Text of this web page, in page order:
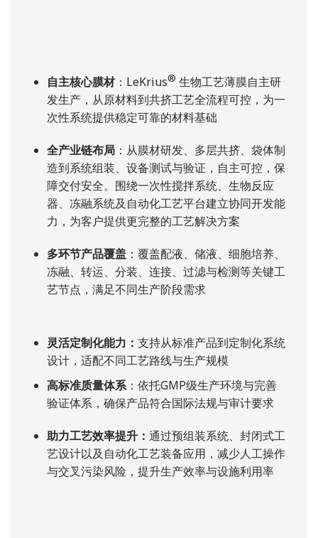
自主核心膜材：LeKrius® 生物工艺薄膜自主研
发生产，从原材料到共挤工艺全流程可控，为一
次性系统提供稳定可靠的材料基础
全产业链布局：从膜材研发、多层共挤、袋体制
造到系统组装、设备测试与验证，自主可控，保
障交付安全。围绕一次性搅拌系统、生物反应
器、冻融系统及自动化工艺平台建立协同开发能
力，为客户提供更完整的工艺解决方案
多环节产品覆盖：覆盖配液、储液、细胞培养、
冻融、转运、分装、连接、过滤与检测等关键工
艺节点，满足不同生产阶段需求
灵活定制化能力： 支持从标准产品到定制化系统
设计，适配不同工艺路线与生产规模
高标准质量体系：依托GMP级生产环境与完善
验证体系，确保产品符合国际法规与审计要求
助力工艺效率提升： 通过预组装系统、封闭式工
艺设计以及自动化工艺装备应用，减少人工操作
与交叉污染风险，提升生产效率与设施利用率